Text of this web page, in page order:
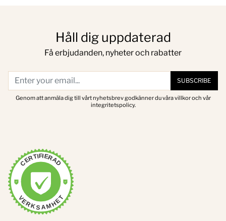
Håll dig uppdaterad
Få erbjudanden, nyheter och rabatter
SUBSCRIBE
Genom att anmäla dig till vårt nyhetsbrev godkänner du våra villkor och vår
integritetspolicy.
CERTIFIERAD
VERKSAMHET